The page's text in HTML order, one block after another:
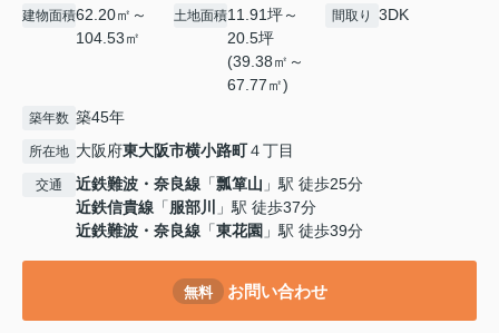
建物面積62.20㎡～
104.53㎡
土地面積11.91坪～
20.5坪
(39.38㎡～
67.77㎡)
間取り 3DK
築年数 築45年
所在地 大阪府東大阪市横小路町４丁目
交通 近鉄難波・奈良線 「瓢箪山 」駅 徒歩25分
近鉄信貴線 「服部川
」駅 徒歩37分
近鉄難波・奈良線 「東花園 」駅 徒歩39分
無料 お問い合わせ